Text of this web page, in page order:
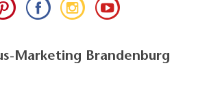
Marketing Brandenburg